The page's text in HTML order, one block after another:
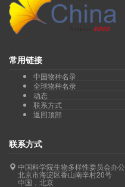
常用链接
中国物种名录
全球物种名录
动态
联系方式
返回顶部
联系方式
中国科学院生物多样性委员会办
北京市海淀区香山南辛村20号
中国，北京